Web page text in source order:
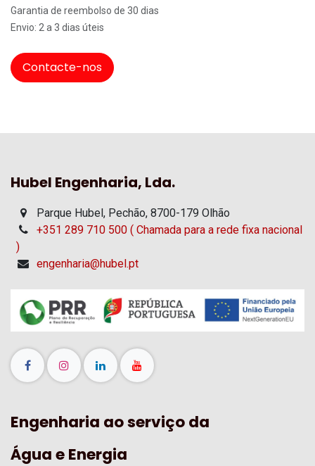
Garantia de reembolso de 30 dias
Envio: 2 a 3 dias úteis
Contacte-nos
Hubel Engenharia, Lda.
Parque Hubel, Pechão, 8700-179 Olhão
+351 289 710 500 ( Chamada para a rede fixa nacional
)
engenharia@hubel.pt
Engenharia ao serviço da
Água e Energia